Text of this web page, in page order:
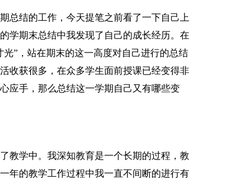
总结的工作，今天提笔之前看了一下自己上
学期末总结中我发现了自己的成长经历。在
”，站在期末的这一高度对自己进行的总结
收获很多，在众多学生面前授课已经变得非
应手，那么总结这一学期自己又有哪些变
教学中。我深知教育是一个长期的过程，教
年的教学工作过程中我一直不间断的进行有